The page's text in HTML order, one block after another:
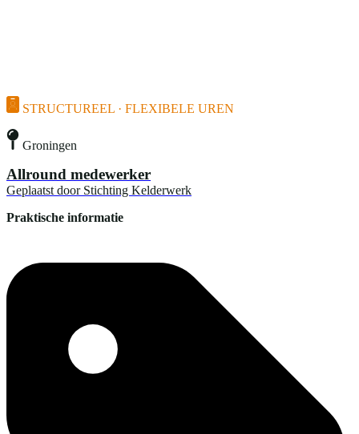
STRUCTUREEL · FLEXIBELE UREN
Groningen
Allround medewerker
Geplaatst door Stichting Kelderwerk
Praktische informatie